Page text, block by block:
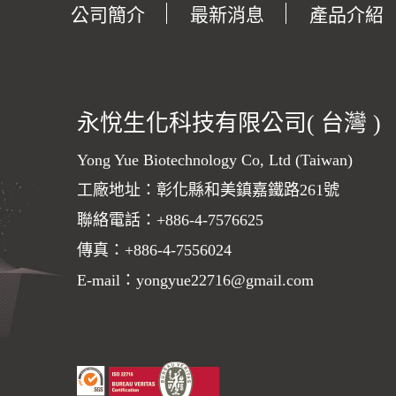
公司簡介 最新消息 產品介紹
永悅生化科技有限公司( 台灣 )
Yong Yue Biotechnology Co, Ltd (Taiwan)
工廠地址：彰化縣和美鎮嘉鐵路261號
聯絡電話： +886-4-7576625
傳真：+886-4-7556024
E-mail： yongyue22716@gmail.com